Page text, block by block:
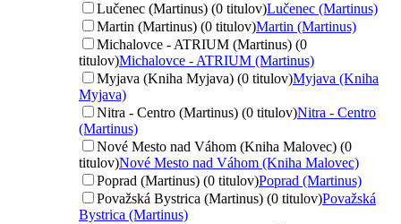
Lučenec (Martinus) (0 titulov)Lučenec (Martinus)
Martin (Martinus) (0 titulov)Martin (Martinus)
Michalovce - ATRIUM (Martinus) (0
titulov)Michalovce - ATRIUM (Martinus)
Myjava (Kniha Myjava) (0 titulov)Myjava (Kniha
Myjava)
Nitra - Centro (Martinus) (0 titulov)Nitra - Centro
(Martinus)
Nové Mesto nad Váhom (Kniha Malovec) (0
titulov)Nové Mesto nad Váhom (Kniha Malovec)
Poprad (Martinus) (0 titulov)Poprad (Martinus)
Považská Bystrica (Martinus) (0 titulov)Považská
Bystrica (Martinus)